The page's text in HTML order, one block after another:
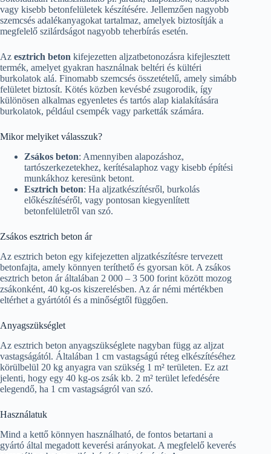
vagy kisebb betonfelületek készítésére. Jellemzően nagyobb
szemcsés adalékanyagokat tartalmaz, amelyek biztosítják a
megfelelő szilárdságot nagyobb teherbírás esetén.
Az esztrich beton kifejezetten aljzatbetonozásra kifejlesztett
termék, amelyet gyakran használnak beltéri és kültéri
burkolatok alá. Finomabb szemcsés összetételű, amely simább
felületet biztosít. Kötés közben kevésbé zsugorodik, így
különösen alkalmas egyenletes és tartós alap kialakítására
burkolatok, például csempék vagy parketták számára.
Mikor melyiket válasszuk?
Zsákos beton: Amennyiben alapozáshoz,
tartószerkezetekhez, kerítésalaphoz vagy kisebb építési
munkákhoz keresünk betont.
Esztrich beton: Ha aljzatkészítésről, burkolás
előkészítéséről, vagy pontosan kiegyenlített
betonfelületről van szó.
Zsákos esztrich beton ár
Az esztrich beton egy kifejezetten aljzatkészítésre tervezett
betonfajta, amely könnyen teríthető és gyorsan köt. A zsákos
esztrich beton ár általában 2 000 – 3 500 forint között mozog
zsákonként, 40 kg-os kiszerelésben. Az ár némi mértékben
eltérhet a gyártótól és a minőségtől függően.
Anyagszükséglet
Az esztrich beton anyagszükséglete nagyban függ az aljzat
vastagságától. Általában 1 cm vastagságú réteg elkészítéséhez
körülbelül 20 kg anyagra van szükség 1 m² területen. Ez azt
jelenti, hogy egy 40 kg-os zsák kb. 2 m² terület lefedésére
elegendő, ha 1 cm vastagságról van szó.
Használatuk
Mind a kettő könnyen használható, de fontos betartani a
gyártó által megadott keverési arányokat. A megfelelő keverés